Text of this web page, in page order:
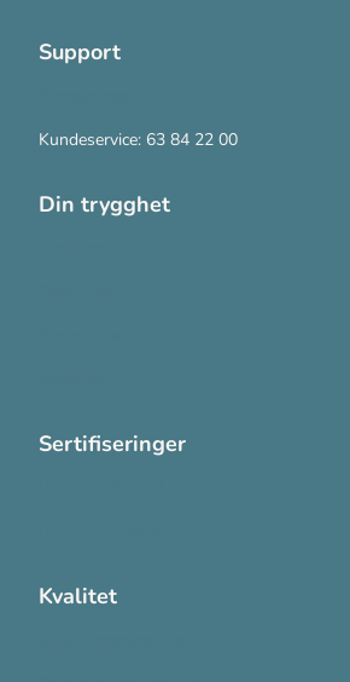
Support
Kundeservice: 63 84 22 00
Din trygghet
Sertifiseringer
Kvalitet